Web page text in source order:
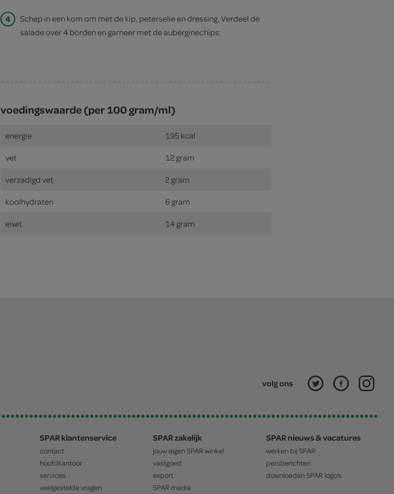
4
Schep in een kom om met de kip, peterselie en dressing. Verdeel de
salade over 4 borden en garneer met de auberginechips.
voedingswaarde (per 100 gram/ml)
energie 195 kcal
vet 12 gram
verzadigd vet 2 gram
koolhydraten 6 gram
eiwit 14 gram
volg ons
SPAR klantenservice
contact
hoofdkantoor
services
veelgestelde vragen
SPAR zakelijk
jouw eigen SPAR winkel
vastgoed
export
SPAR media
SPAR nieuws & vacatures
werken bij SPAR
persberichten
downloaden SPAR logo's